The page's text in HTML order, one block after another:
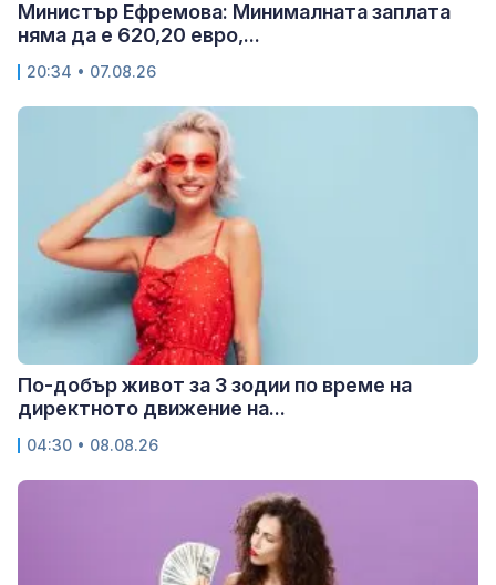
Министър Ефремова: Минималната заплата
няма да е 620,20 евро,...
20:34 • 07.08.26
По-добър живот за 3 зодии по време на
директното движение на...
04:30 • 08.08.26